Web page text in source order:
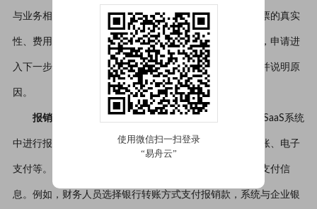
与业务相关，是否同意报销。财务审核人员则重点审核发票的真实
性、费用的合理性以及报销金额的准确性等。若审批通过，申请进
入下一步骤；若审批不通过，系统会将申请退回给员工，并说明原
因。
报销支付处理 报销申请通过审批后，财务人员在财务SaaS系统
中进行报销支付操作。系统支持多种支付方式，如银行转账、电子
支付等。支付完成后，系统自动更新财务数据，记录报销支付信
息。例如，财务人员选择银行转账方式支付报销款，系统与企业银